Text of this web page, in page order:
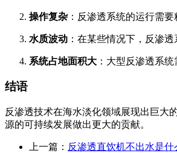
操作复杂 ：反渗透系统的运行需
水质波动 ：在某些情况下，反渗
系统占地面积大 ：大型反渗透系
结语
反渗透技术在海水淡化领域展现出巨大
源的可持续发展做出更大的贡献。
上一篇： 反渗透直饮机不出水是什